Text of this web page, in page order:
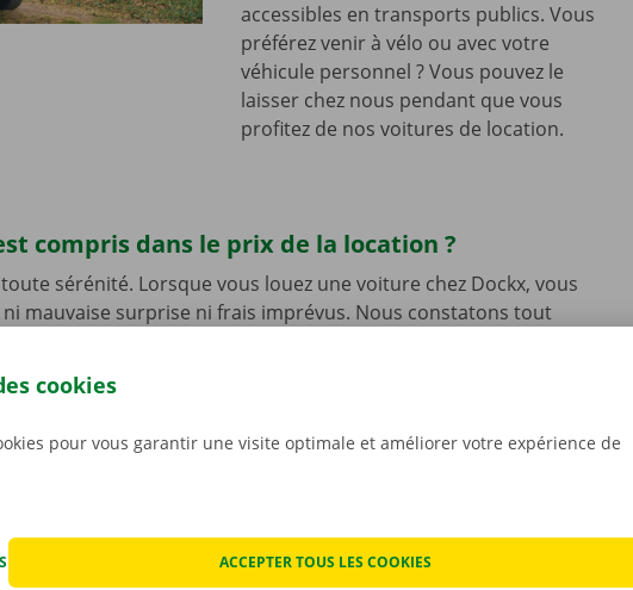
accessibles en transports publics. Vous
préférez venir à vélo ou avec votre
véhicule personnel ? Vous pouvez le
laisser chez nous pendant que vous
profitez de nos voitures de location.
compris dans le prix de la location ?
sérénité. Lorsque vous louez une voiture chez Dockx, vous
ni mauvaise surprise ni frais imprévus. Nous constatons tout
notre priorité absolue.
24 h/24 et 7 j/7.
cookies
pour vous garantir une visite optimale et améliorer votre expérience de
ACCEPTER TOUS LES COOKIES